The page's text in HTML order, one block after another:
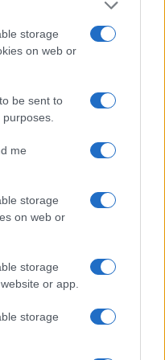
storage
on web or
be sent to
me
storage
on web or
storage
or app.
storage
alla deriva
Trudeau.
utenti che hanno
delle
era stato
per i vaccinati.
stato.
le strade
Ottawa si siano
con striscioni e